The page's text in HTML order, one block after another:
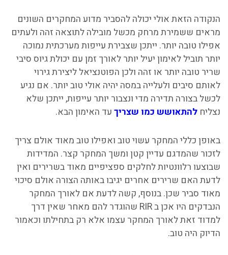
הנקודה הזאת אולי יכולה להסביר מדוע המחקרים השונים
מראים ששמירת מרחק מכשל מובילה לתוצאה זהה ולעתים
אפילו טובה יותר. ייתכן שצבירת עייפות מערכתית נמוכה
יותר תוביל לאימון יעיל יותר לאורך זמן עם יכולת גיוס סיבי
שריר טובה יותר או זהה ולכן הפוטנציאל ליצירת גירוי
לאותם סיבים ולעלייה במסה יהיה אולי טוב יותר. אם נגיע
לכשל בצורה תדירה מדי ונצבור יותר עייפות, ייתכן שלא
נצליח להתאושש כמו שצריך עד האימון הבא.
באופן כללי המחקר עשוי טוב ואפילו טוב מאוד אולם צריך
לזכור שהמדגם עדיין קטן ומשך המחקר קצר. המדידות
שבוצעו רלוונטיות לחלקים ספציפיים מאוד בשרירים ואין
לדעת האם שרירים אחרים יגיבו באותה הצורה אולם סיכוי
מאוד סביר שכן. בנוסף, קשה לדעת אם לאורך המחקר
הנבדקים היו אכן ב RIR שהוגדר להם מאחר שאין דרך
למדוד זאת לאורך המחקר עצמו אלא רק בתחילתו וכאמור
הדיוק היה טוב.